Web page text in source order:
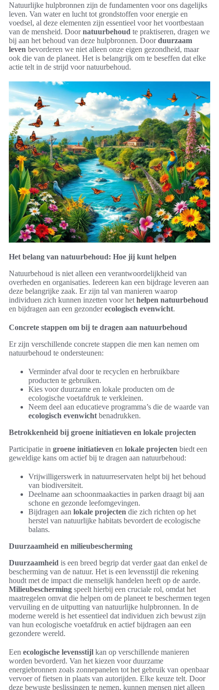
Natuurlijke hulpbronnen zijn de fundamenten voor ons dagelijks
leven. Van water en lucht tot grondstoffen voor energie en
voedsel, al deze elementen zijn essentieel voor het voortbestaan
van de mensheid. Doornatuurbehoud te praktiseren, dragen we
bij aan het behoud van deze hulpbronnen. Doorduurzaam
leven bevorderen we niet alleen onze eigen gezondheid, maar
ook die van de planeet. Het is belangrijk om te beseffen dat elke
actie telt in de strijd voor natuurbehoud.
Het belang van natuurbehoud: Hoe jij kunt helpen
Natuurbehoud is niet alleen een verantwoordelijkheid van
overheden en organisaties. Iedereen kan een bijdrage leveren aan
deze belangrijke zaak. Er zijn tal van manieren waarop
individuen zich kunnen inzetten voor het helpen natuurbehoud
en bijdragen aan een gezonderecologisch evenwicht.
Concrete stappen om bij te dragen aan natuurbehoud
Er zijn verschillende concrete stappen die men kan nemen om
natuurbehoud te ondersteunen:
Verminder afval door te recyclen en herbruikbare
producten te gebruiken.
Kies voor duurzame en lokale producten om de
ecologische voetafdruk te verkleinen.
Neem deel aan educatieve programma’s die de waarde van
ecologisch evenwicht benadrukken.
Betrokkenheid bij groene initiatieven en lokale projecten
Participatie in groene initiatieven en lokale projecten biedt een
geweldige kans om actief bij te dragen aan natuurbehoud:
Vrijwilligerswerk in natuurreservaten helpt bij het behoud
van biodiversiteit.
Deelname aan schoonmaakacties in parken draagt bij aan
schone en gezonde leefomgevingen.
Bijdragen aan lokale projecten die zich richten op het
herstel van natuurlijke habitats bevordert de ecologische
balans.
Duurzaamheid en milieubescherming
Duurzaamheid is een breed begrip dat verder gaat dan enkel de
bescherming van de natuur. Het is een levensstijl die rekening
houdt met de impact die menselijk handelen heeft op de aarde.
Milieubescherming speelt hierbij een cruciale rol, omdat het
maatregelen omvat die helpen om de planeet te beschermen tegen
vervuiling en de uitputting van natuurlijke hulpbronnen. In de
moderne wereld is het essentieel dat individuen zich bewust zijn
van hun ecologische voetafdruk en actief bijdragen aan een
gezondere wereld.
Een ecologische levensstijl kan op verschillende manieren
worden bevorderd. Van het kiezen voor duurzame
energiebronnen zoals zonnepanelen tot het gebruik van openbaar
vervoer of fietsen in plaats van autorijden. Elke keuze telt. Door
deze bewuste beslissingen te nemen, kunnen mensen niet alleen